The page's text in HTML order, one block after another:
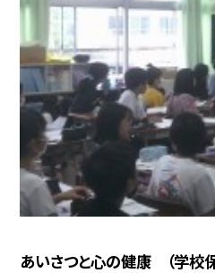
あいさつと心の健康 （学校